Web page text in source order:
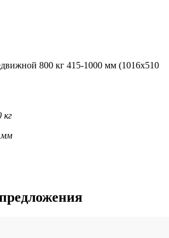
800 кг 415-1000 мм (1016х510
кг
мм